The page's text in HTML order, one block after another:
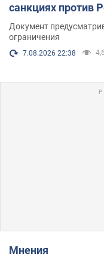
санкциях против
Документ
ограничения
7.08.2026 22:38
Мнения